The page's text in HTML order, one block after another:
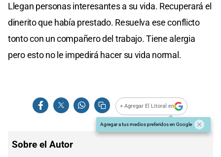
Llegan personas interesantes a su vida. Recuperará el
dinerito que había prestado. Resuelva ese conflicto
tonto con un compañero del trabajo. Tiene alergia
pero esto no le impedirá hacer su vida normal.
+ Agregar El Litoral en
Agregar a tus medios preferidos en Google
Sobre el Autor